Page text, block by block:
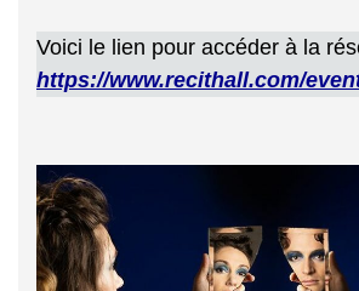
Voici le lien pour accéder à la
https://www.recithall.com/